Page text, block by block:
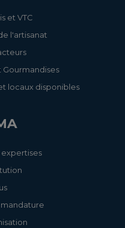
et VTC
l'artisanat
Gourmandises
locaux disponibles
expertises